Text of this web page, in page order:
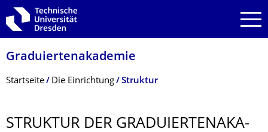
Zur Hauptnavigation springen
Zur Suche springen
Zum Inhalt springen
Graduiertenakade­mie
Breadcrumb-Menü
Startseite Die Einrichtung Struktur
STRUKTUR DER GRADUIERTENAKA­